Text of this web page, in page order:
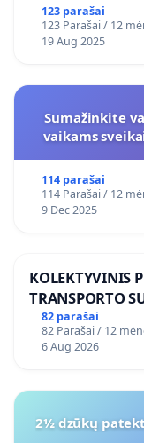
123 parašai
123 Parašai / 12
19 Aug 2025
Sumažinkite
vaikams
114 parašai
114 Parašai / 12
9 Dec 2025
KOLEKTYVINIS
TRANSPORTO
VOSYLIUKŲ
82 parašai
82 Parašai / 12
6 Aug 2026
2½ dzūkų